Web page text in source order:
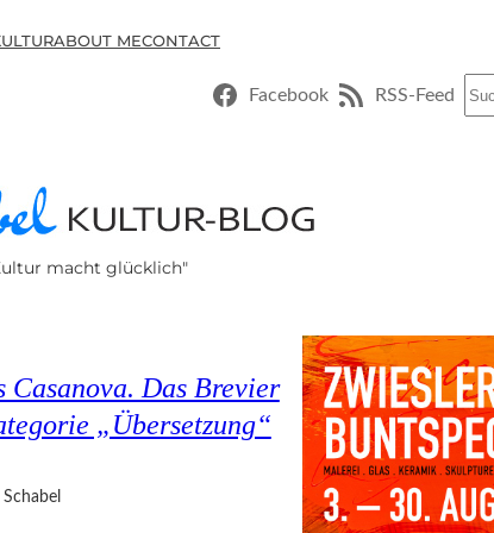
ABOUT MECONTACT
Facebook RSS-Feed
macht glücklich"
Casanova. Das Brevier
„Übersetzung“